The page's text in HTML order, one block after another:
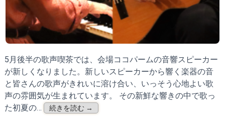
5月後半の歌声喫茶では、会場ココパームの音響スピーカー
が新しくなりました。新しいスピーカーから響く楽器の音
と皆さんの歌声がきれいに溶け合い、いっそう心地よい歌
声の雰囲気が生まれています。 その新鮮な響きの中で歌っ
た初夏の…
続きを読む →